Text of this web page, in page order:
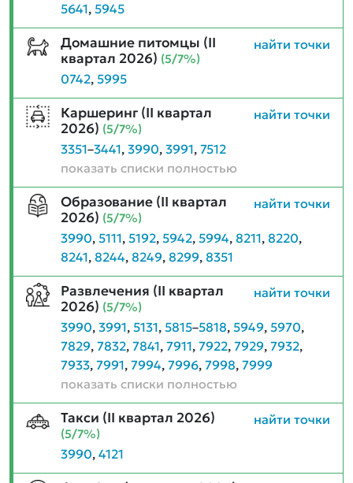
5641, 5945
Домашние питомцы (II
квартал 2026) (5/7%)
найти точки
0742, 5995
Каршеринг (II квартал
2026) (5/7%)
найти точки
3351–3441,3990,3991,7512
показать списки полностью
Образование (II квартал
2026) (5/7%)
найти точки
3990, 5111, 5192, 5942, 5994, 8211, 8220,
8241, 8244, 8249, 8299, 8351
Развлечения (II квартал
2026) (5/7%)
найти точки
3990,3991, 5131, 5815–5818, 5949, 5970,
7829,7832,7841,7911,7922,7929,7932,
7933,7991,7994,7996,7998,7999
показать списки полностью
Такси (II квартал 2026)
(5/7%)
найти точки
3990,4121